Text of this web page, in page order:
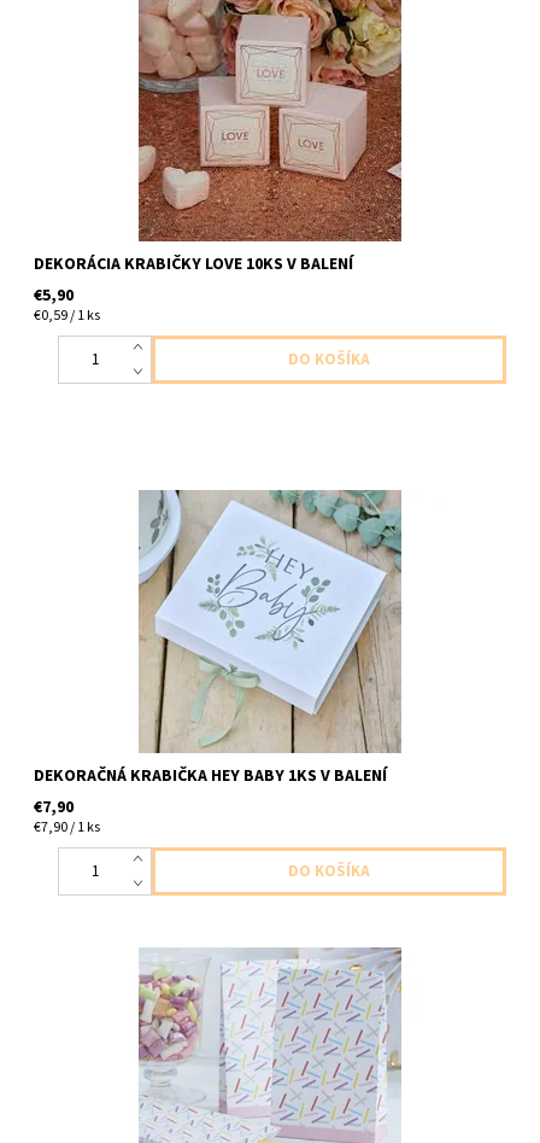
papierove krabicky bledo ruzove na drobnosti ,,Love,, rose gold
10ksv baleni velkost 6x6x6cm
DEKORÁCIA KRABIČKY LOVE 10KS V BALENÍ
€5,90
€0,59 / 1 ks
papierová tvrdená dekoračná krabica Hey Baby balenie
obsahuje iba krabicu
DEKORAČNÁ KRABIČKA HEY BABY 1KS V BALENÍ
€7,90
€7,90 / 1 ks
papierové krabičky/sačky na dorbnosti 8ks v balení velkost